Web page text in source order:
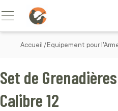
Allez au contenu
Basculer la navigation
Accueil Equipement pour
Set de
Calibre 12